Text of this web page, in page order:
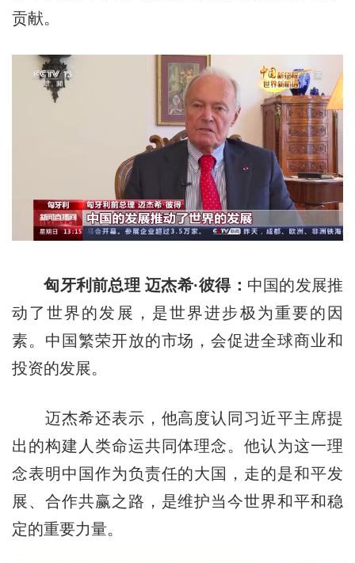
贡献。
匈牙利前总理 迈杰希·彼得： 中国的发展推
动了世界的发展，是世界进步极为重要的因
素。中国繁荣开放的市场，会促进全球商业和
投资的发展。
迈杰希还表示，他高度认同习近平主席提
出的构建人类命运共同体理念。他认为这一理
念表明中国作为负责任的大国，走的是和平发
展、合作共赢之路，是维护当今世界和平和稳
定的重要力量。